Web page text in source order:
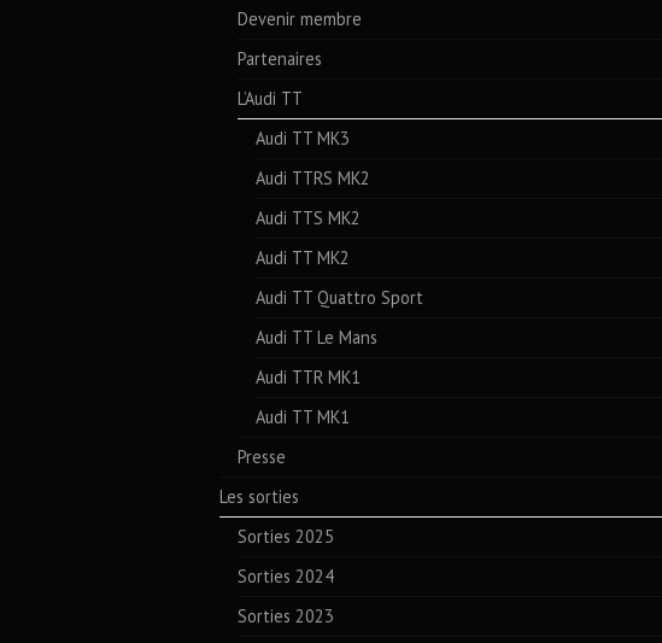
Devenir membre
Partenaires
L’Audi TT
Audi TT MK3
Audi TTRS MK2
Audi TTS MK2
Audi TT MK2
Audi TT Quattro Sport
Audi TT Le Mans
Audi TTR MK1
Audi TT MK1
Presse
Les sorties
Sorties 2025
Sorties 2024
Sorties 2023